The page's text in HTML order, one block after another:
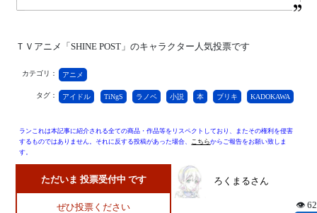
ＴＶアニメ「SHINE POST」のキャラクター人気投票です
カテゴリ： アニメ
タグ： アイドル TiNgS ラノベ 小説 本 ブリキ KADOKAWA
ランこれは本記事に紹介される全ての商品・作品等をリスペクトしており、またその権利を侵害
するものではありません。それに反する投稿があった場合、 こちらからご報告をお願い致しま
す。
ただいま 投票受付中 です
ぜひ投票ください
ろくまるさん
👁